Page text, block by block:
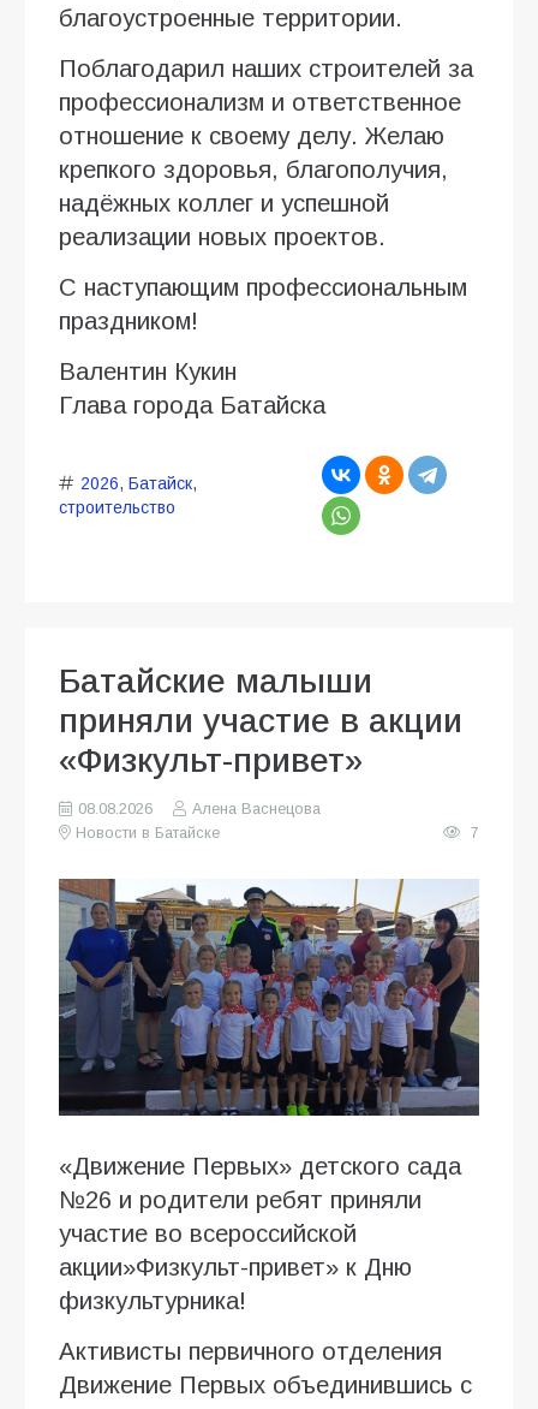
благоустроенные территории.
Поблагодарил наших строителей за
профессионализм и ответственное
отношение к своему делу. Желаю
крепкого здоровья, благополучия,
надёжных коллег и успешной
реализации новых проектов.
С наступающим профессиональным
праздником!
Валентин Кукин
Глава города Батайска
2026, Батайск,
строительство
Батайские малыши
приняли участие в акции
«Физкульт-привет»
08.08.2026
Алена Васнецова
Новости в Батайске
7
«Движение Первых» детского сада
№26 и родители ребят приняли
участие во всероссийской
акции»Физкульт-привет» к Дню
физкультурника!
Активисты первичного отделения
Движение Первых объединившись с